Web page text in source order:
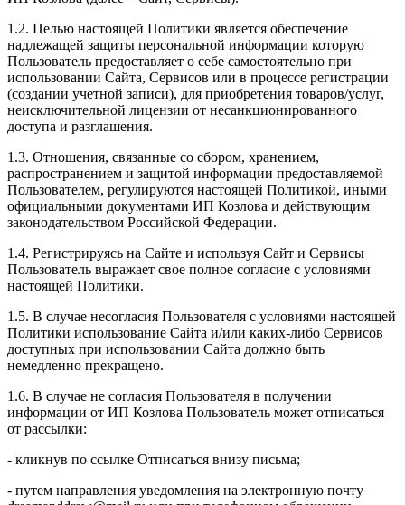
1.2. Целью настоящей Политики является обеспечение
надлежащей защиты персональной информации которую
Пользователь предоставляет о себе самостоятельно при
использовании Сайта, Сервисов или в процессе регистрации
(создании учетной записи), для приобретения товаров/услуг,
неисключительной лицензии от несанкционированного
доступа и разглашения.
1.3. Отношения, связанные со сбором, хранением,
распространением и защитой информации предоставляемой
Пользователем, регулируются настоящей Политикой, иными
официальными документами ИП Козловa и действующим
законодательством Российской Федерации.
1.4. Регистрируясь на Сайте и используя Сайт и Сервисы
Пользователь выражает свое полное согласие с условиями
настоящей Политики.
1.5. В случае несогласия Пользователя с условиями настоящей
Политики использование Сайта и/или каких-либо Сервисов
доступных при использовании Сайта должно быть
немедленно прекращено.
1.6. В случае не согласия Пользователя в получении
информации от ИП Козлова Пользователь может отписаться
от рассылки:
- кликнув по ссылке Отписаться внизу письма;
- путем направления уведомления на электронную почту